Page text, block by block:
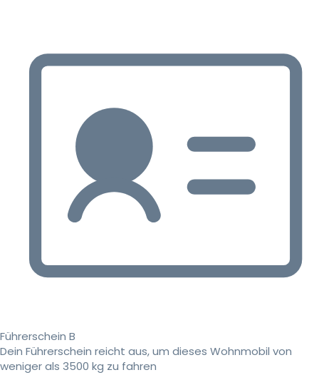
Führerschein B
Dein Führerschein reicht aus, um dieses Wohnmobil von
weniger als 3500 kg zu fahren